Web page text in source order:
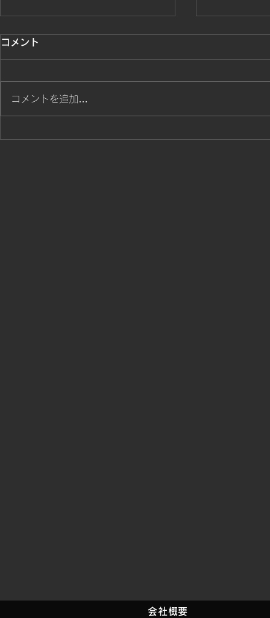
勝ち戦士達が躍動
ました。招
頂きありが
せて頂きま
コメント
コメントを追加…
会社概要